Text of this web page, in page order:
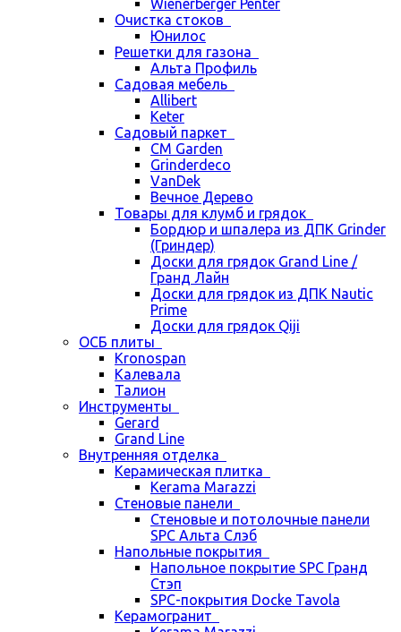
Wienerberger Penter
Очистка стоков
Юнилос
Решетки для газона
Альта Профиль
Садовая мебель
Allibert
Keter
Садовый паркет
CM Garden
Grinderdeco
VanDek
Вечное Дерево
Товары для клумб и грядок
Бордюр и шпалера из ДПК Grinder
(Гриндер)
Доски для грядок Grand Line /
Гранд Лайн
Доски для грядок из ДПК Nautic
Prime
Доски для грядок Qiji
ОСБ плиты
Kronospan
Калевала
Талион
Инструменты
Gerard
Grand Line
Внутренняя отделка
Керамическая плитка
Kerama Marazzi
Стеновые панели
Стеновые и потолочные панели
SPC Альта Слэб
Напольные покрытия
Напольное покрытие SPC Гранд
Стэп
SPC-покрытия Docke Tavola
Керамогранит